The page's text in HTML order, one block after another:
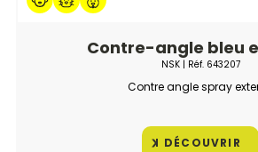
Contre-angle bleu
NSK| Réf. 643207
Contre angle spray
DÉCOUVRIR